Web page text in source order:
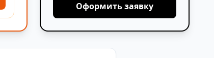
Оформить заявку